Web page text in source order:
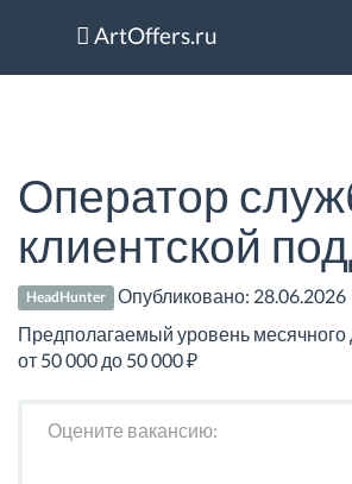
ArtOffers.ru
Оператор
клиентской
HeadHunter Опубликовано: 28.06.2026
Предполагаемый уровень месячного
от 50 000 до 50 000 ₽
Оцените вакансию: